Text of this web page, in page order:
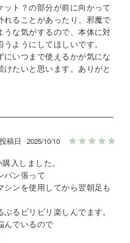
ト？の部分が前に向かって
ることがあったり、邪魔で
な気がするので、本体に対
ようにしてほしいです。
いつまで使えるかが気にな
たいと思います。ありがと
投稿日 2025/10/10
入しました。
パン張って
ンを使用してから翌朝足も
るビリビリ楽しんでます。
んでいるので